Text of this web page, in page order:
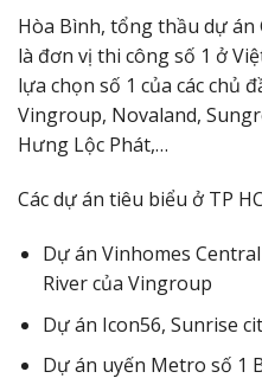
Hòa Bình, tổng thầu dự án
là đơn vị thi công số 1 ở
lựa chọn số 1 của các chủ
Vingroup, Novaland,
Hưng Lộc Phát,…
Các dự án tiêu biểu ở TP
Dự án Vinhomes
River của Vingroup
Dự án Icon56, Sunrise
Dự án uyến Metro số 1